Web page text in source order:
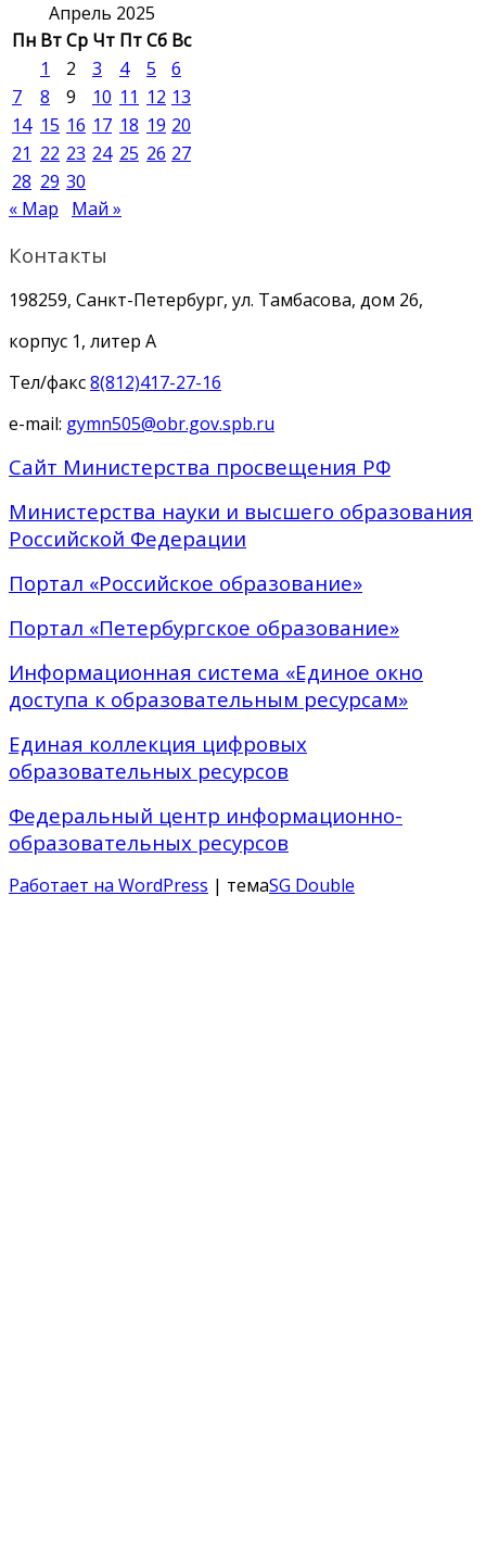
Апрель 2025
Пн ВтСр Чт ПтСб Вс
1
2 3 4 5
6
7
8 9 10 11 12 13
14 15 16 17 18 19 20
21 22 23 24 25 26 27
28 29 30
« Мар
Май »
Контакты
198259, Санкт-Петербург, ул. Тамбасова, дом 26,
корпус 1, литер А
Тел/факс8(812)417-27-16
e-mail: gymn505@obr.gov.spb.ru
Сайт Министерства просвещения РФ
Министерства науки и высшего образования
Российской Федерации
Портал «Российское образование»
Портал «Петербургское образование»
Информационная система «Единое окно
доступа к образовательным ресурсам»
Единая коллекция цифровых
образовательных ресурсов
Федеральный центр информационно-
образовательных ресурсов
Работает на WordPress | темаSG Double